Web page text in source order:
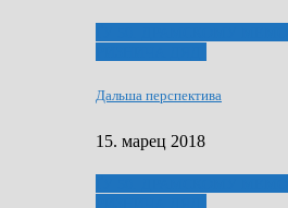
Дальша перспектива
15. марец 2018